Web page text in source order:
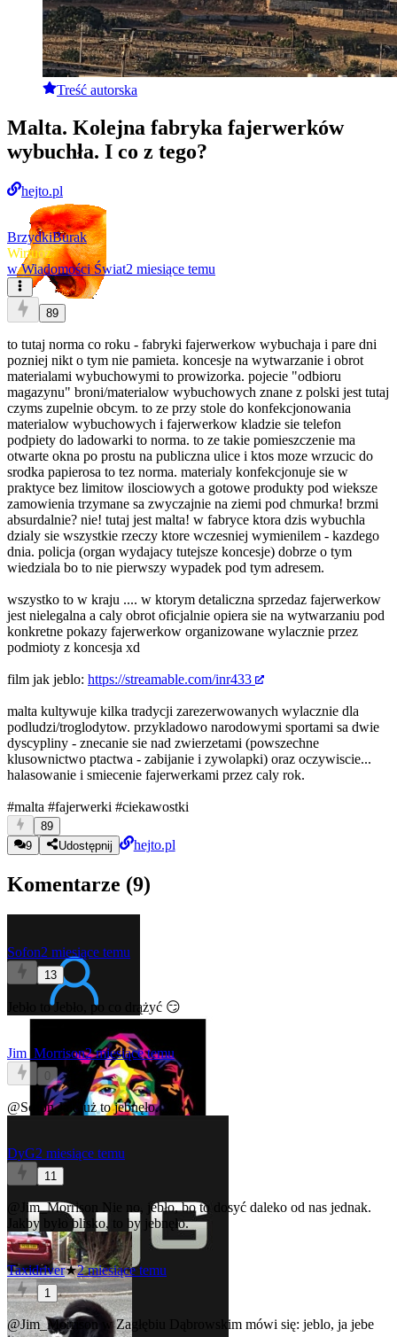
Treść autorska
Malta. Kolejna fabryka fajerwerków
wybuchła. I co z tego?
hejto.pl
BrzydkiBurak
Wirtuoz
w Wiadomości Świat2 miesiące temu
89
to tutaj norma co roku - fabryki fajerwerkow wybuchaja i pare dni
pozniej nikt o tym nie pamieta. koncesje na wytwarzanie i obrot
materialami wybuchowymi to prowizorka. pojecie "odbioru
magazynu" broni/materialow wybuchowych znane z polski jest tutaj
czyms zupelnie obcym. to ze przy stole do konfekcjonowania
materialow wybuchowych i fajerwerkow kladzie sie telefon
podpiety do ladowarki to norma. to ze takie pomieszczenie ma
otwarte okna po prostu na publiczna ulice i ktos moze wrzucic do
srodka papierosa to tez norma. materialy konfekcjonuje sie w
praktyce bez limitow ilosciowych a gotowe produkty pod wieksze
zamowienia trzymane sa zwyczajnie na ziemi pod chmurka! brzmi
absurdalnie? nie! tutaj jest malta! w fabryce ktora dzis wybuchla
dzialy sie wszystkie rzeczy ktore wczesniej wymienilem - kazdego
dnia. policja (organ wydajacy tutejsze koncesje) dobrze o tym
wiedziala bo to nie pierwszy wypadek pod tym adresem.
wszystko to w kraju .... w ktorym detaliczna sprzedaz fajerwerkow
jest nielegalna a caly obrot oficjalnie opiera sie na wytwarzaniu pod
konkretne pokazy fajerwerkow organizowane wylacznie przez
podmioty z koncesja xd
film jak jeblo: https://streamable.com/inr433
malta kultywuje kilka tradycji zarezerwowanych wylacznie dla
podludzi/troglodytow. przykladowo narodowymi sportami sa dwie
dyscypliny - znecanie sie nad zwierzetami (powszechne
klusownictwo ptactwa - zabijanie i zywolapki) oraz oczywiscie...
halasowanie i smiecenie fajerwerkami przez caly rok.
#malta #fajerwerki #ciekawostki
89
9
Udostępnij hejto.pl
Komentarze (9)
Sofon2 miesiące temu
13
Jebło to Jebło, po co drążyć 😏
Jim_Morrison2 miesiące temu
0
@SofonJak już to jebnęło.
DyG2 miesiące temu
11
@Jim_Morrison Nie no, jebło, bo to dosyć daleko od nas jednak.
Jakby było blisko, to by jebnęło.
Taxidriver★2 miesiące temu
1
@Jim_Morrison
w Zagłębiu Dąbrowskim mówi się: jeblo, ja jebe